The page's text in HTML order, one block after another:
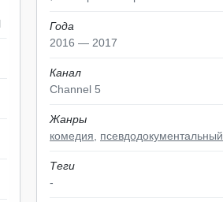
Года
2016 — 2017
Канал
Channel 5
Жанры
комедия
псевдодокументальный
Теги
-